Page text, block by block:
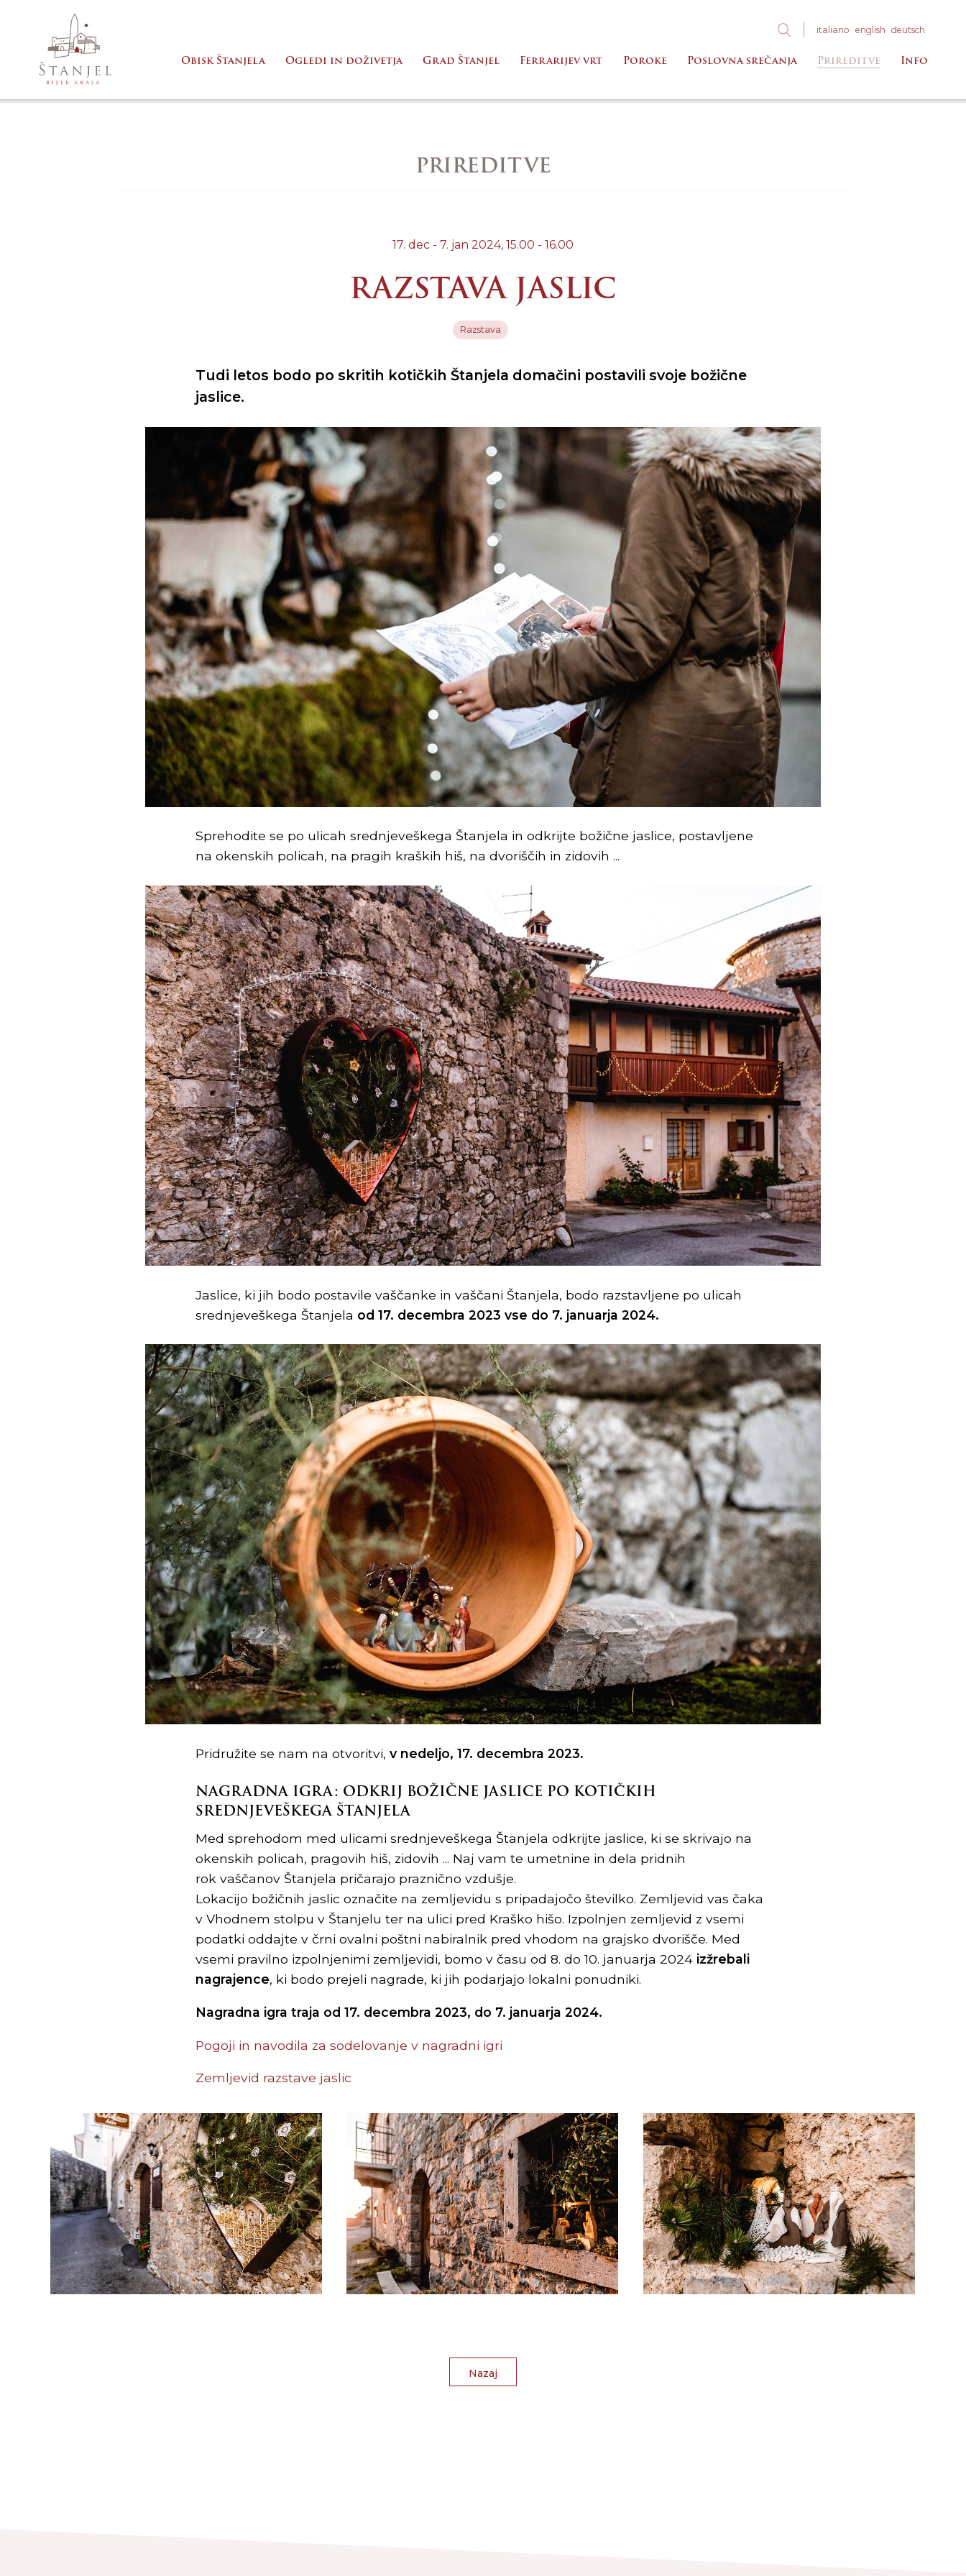
italiano english deutsch
Obisk Štanjela Ogledi in doživetja Grad Štanjel Ferrarijev vrt Poroke Poslovna srečanja Prireditve Info
PRIREDITVE
17. dec - 7. jan 2024, 15.00 - 16.00
RAZSTAVA JASLIC
Razstava
Tudi letos bodo po skritih kotičkih Štanjela domačini postavili svoje božične
jaslice.
Sprehodite se po ulicah srednjeveškega Štanjela in odkrijte božične jaslice, postavljene
na okenskih policah, na pragih kraških hiš, na dvoriščih in zidovih ...
Jaslice, ki jih bodo postavile vaščanke in vaščani Štanjela, bodo razstavljene po ulicah
srednjeveškega Štanjela od 17. decembra 2023 vse do 7. januarja 2024.
Pridružite se nam na otvoritvi, v nedeljo, 17. decembra 2023.
NAGRADNA IGRA: ODKRIJ BOŽIČNE JASLICE PO KOTIČKIH
SREDNJEVEŠKEGA ŠTANJELA
Med sprehodom med ulicami srednjeveškega Štanjela odkrijte jaslice, ki se skrivajo na
okenskih policah, pragovih hiš, zidovih ... Naj vam te umetnine in dela pridnih
rok vaščanov Štanjela pričarajo praznično vzdušje.
Lokacijo božičnih jaslic označite na zemljevidu s pripadajočo številko. Zemljevid vas čaka
v Vhodnem stolpu v Štanjelu ter na ulici pred Kraško hišo. Izpolnjen zemljevid z vsemi
podatki oddajte v črni ovalni poštni nabiralnik pred vhodom na grajsko dvorišče. Med
vsemi pravilno izpolnjenimi zemljevidi, bomo v času od 8. do 10. januarja 2024 izžrebali
nagrajence, ki bodo prejeli nagrade, ki jih podarjajo lokalni ponudniki.
Nagradna igra traja od 17. decembra 2023, do 7. januarja 2024.
Pogoji in navodila za sodelovanje v nagradni igri
Zemljevid razstave jaslic
Nazaj